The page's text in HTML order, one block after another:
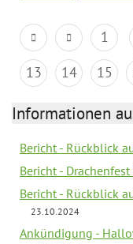
1
13
14 15
Informationen
Bericht - Rückblick
Bericht -
Bericht - Rückblick
23.10.2024
Ankündigung -